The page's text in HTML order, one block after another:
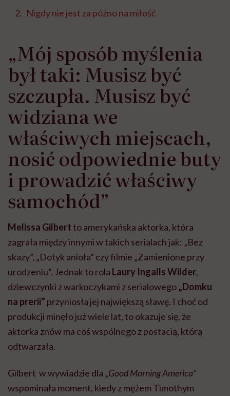
Nigdy nie jest za późno na miłość
„Mój sposób myślenia
był taki: Musisz być
szczupła. Musisz być
widziana we
właściwych miejscach,
nosić odpowiednie buty
i prowadzić właściwy
samochód”
Melissa Gilbertto amerykańska aktorka, która
zagrała między innymi w takich serialach jak: „Bez
skazy”, „Dotyk anioła” czy filmie „Zamienione przy
urodzeniu”. Jednak to rola Laury Ingalls Wilder,
dziewczynki z warkoczykami z serialowego„Domku
na prerii” przyniosła jej największą sławę. I choć od
produkcji minęło już wiele lat, to okazuje się, że
aktorka znów ma coś wspólnego z postacią, którą
odtwarzała.
Gilbert w wywiadzie dla „Good Morning America”
wspominała moment, kiedy z mężem Timothym